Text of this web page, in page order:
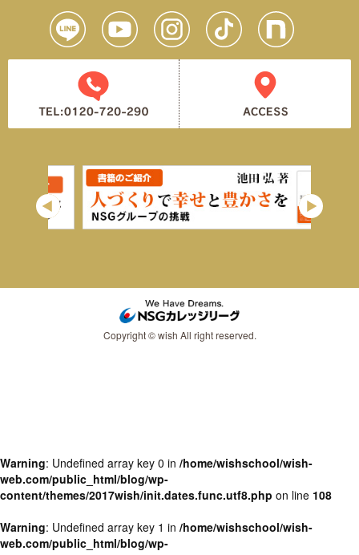
Copyright © wish All right reserved.
Warning: Undefined array key 0 in /home/wishschool/wish-
web.com/public_html/blog/wp-
content/themes/2017wish/init.dates.func.utf8.php on line 108
Warning: Undefined array key 1 in /home/wishschool/wish-
web.com/public_html/blog/wp-